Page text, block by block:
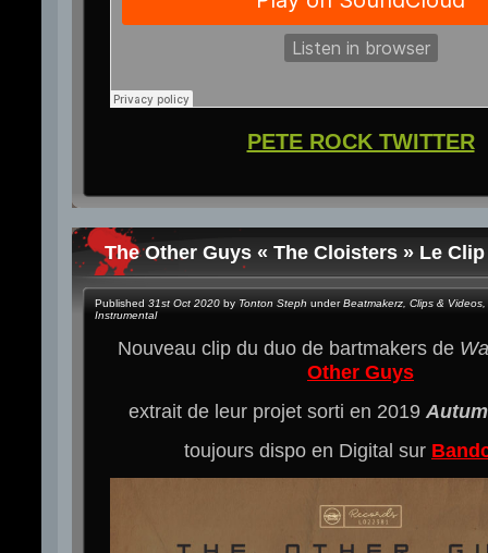
PETE ROCK TWITTER
The Other Guys « The Cloisters » Le Clip
Published 31st Oct 2020 by Tonton Steph underBeatmakerz Clips & Videos
Instrumental
Nouveau clip du duo de bartmakers de
Other Guys
extrait de leur projet sorti en 2019
toujours dispo en Digital sur